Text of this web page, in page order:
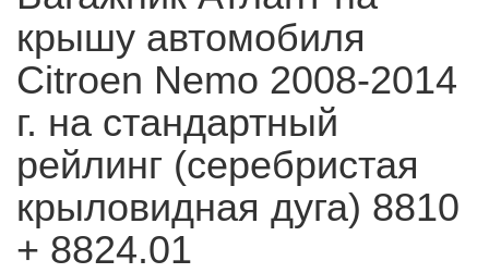
крышу автомобиля
Citroen Nemo 2008-2014
г. на стандартный
рейлинг (серебристая
крыловидная дуга) 8810
+ 8824.01